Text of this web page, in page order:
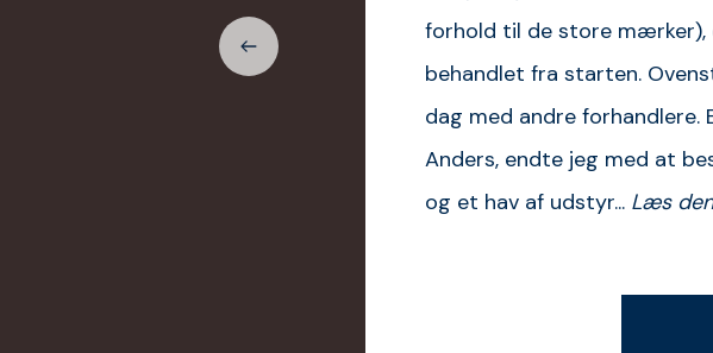
forhold til de store mærker),
behandlet fra starten.
dag med andre
Anders, endte jeg med at
og et hav af udstyr... Læs